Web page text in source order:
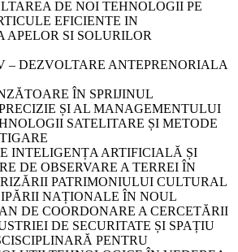
DE NOI TEHNOLOGII PE
EFICIENTE IN
APELOR SI SOLURILOR
– DEZVOLTARE ANTEPRENORIALA
ÎN SPRIJINUL
ȘI AL MANAGEMENTULUI
SATELITARE ȘI METODE
INTELIGENȚA ARTIFICIALĂ ȘI
DE OBSERVARE A TERREI ÎN
PATRIMONIULUI CULTURAL
NAȚIONALE ÎN NOUL
DE COORDONARE A CERCETĂRII
DE SECURITATE ȘI SPAȚIU
PENTRU